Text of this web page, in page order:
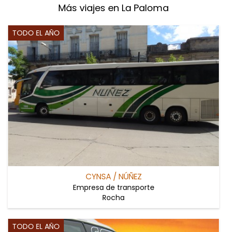
Más viajes en La Paloma
TODO EL AÑO
CYNSA / NÚÑEZ
Empresa de transporte
Rocha
TODO EL AÑO